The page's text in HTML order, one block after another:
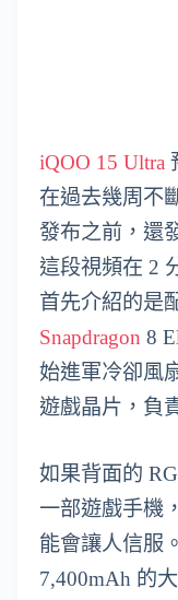
iQOO 15 Ultra
在過去幾周不
發布之前，還
這段視頻在 2
首先介紹的是
Snapdragon 8
始進軍冷卻風
遊戲晶片，負
如果背面的
一部遊戲手機
能會讓人信服
7,400mAh 的